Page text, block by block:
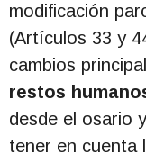
modificación
(Artículos 33 y
cambios
restos
desde el osario
tener en cuenta